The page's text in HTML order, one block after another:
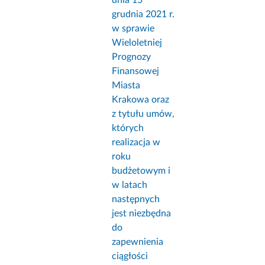
grudnia 2021 r.
w sprawie
Wieloletniej
Prognozy
Finansowej
Miasta
Krakowa oraz
z tytułu umów,
których
realizacja w
roku
budżetowym i
w latach
następnych
jest niezbędna
do
zapewnienia
ciągłości